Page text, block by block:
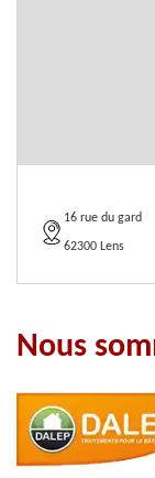
16 rue du gard
62300 Lens
Nous